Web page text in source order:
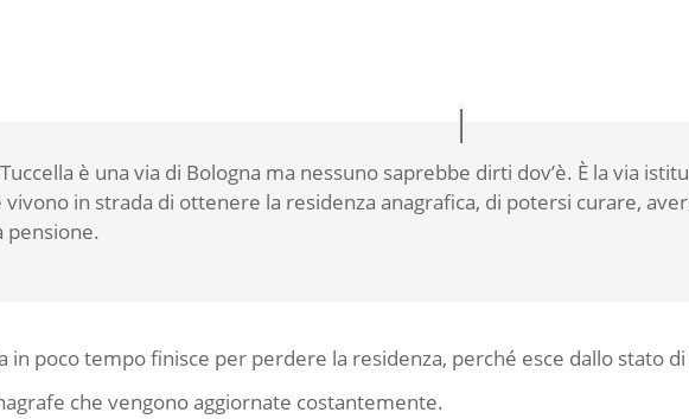
è una via di Bologna ma nessuno saprebbe dirti dov’è. È la via
vivono in strada di ottenere la residenza anagrafica, di potersi curare,
pensione.
in poco tempo finisce per perdere la residenza, perché esce dallo stato
che vengono aggiornate costantemente.